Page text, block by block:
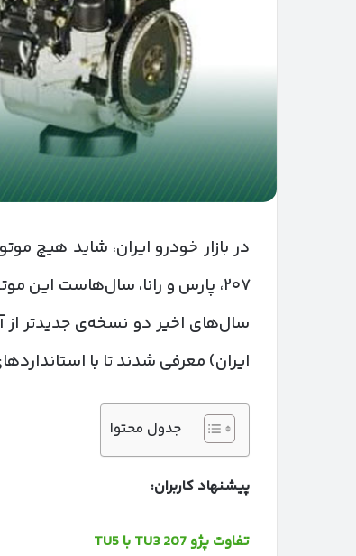
در بازار خودرو ایران، شاید هیچ
۲۰۷، پارس و رانا، سال‌هاست این
سال‌های اخیر دو نسخه‌ی جدیدتر از
ایران) معرفی شدند تا با
جدول محتوا
پیشنهاد کاربران:
تفاوت پژو 207 TU3 با TU5